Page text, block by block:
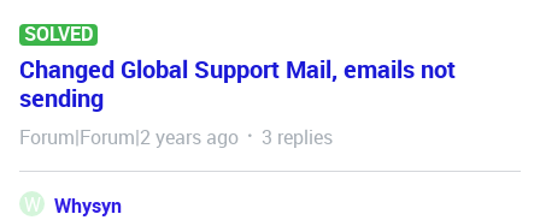
SOLVED
Changed Global Support Mail, emails not
sending
Forum|Forum|2 years ago 3 replies
W Whysyn